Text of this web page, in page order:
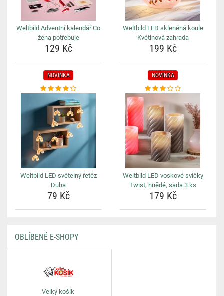
Weltbild Adventní kalendář Co
žena potřebuje
129 Kč
Weltbild LED skleněná koule
Květinová zahrada
199 Kč
NOVINKA
Weltbild LED světelný řetěz
Duha
79 Kč
NOVINKA
Weltbild LED voskové svíčky
Twist, hnědé, sada 3 ks
179 Kč
OBLÍBENÉ E-SHOPY
Velký košík